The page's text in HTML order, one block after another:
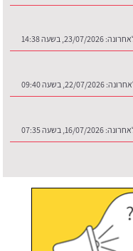
23/07/2026, בשעה 14:38
22/07/2026, בשעה 09:40
16/07/2026, בשעה 07:35
30/07/2026, בשעה 12:48